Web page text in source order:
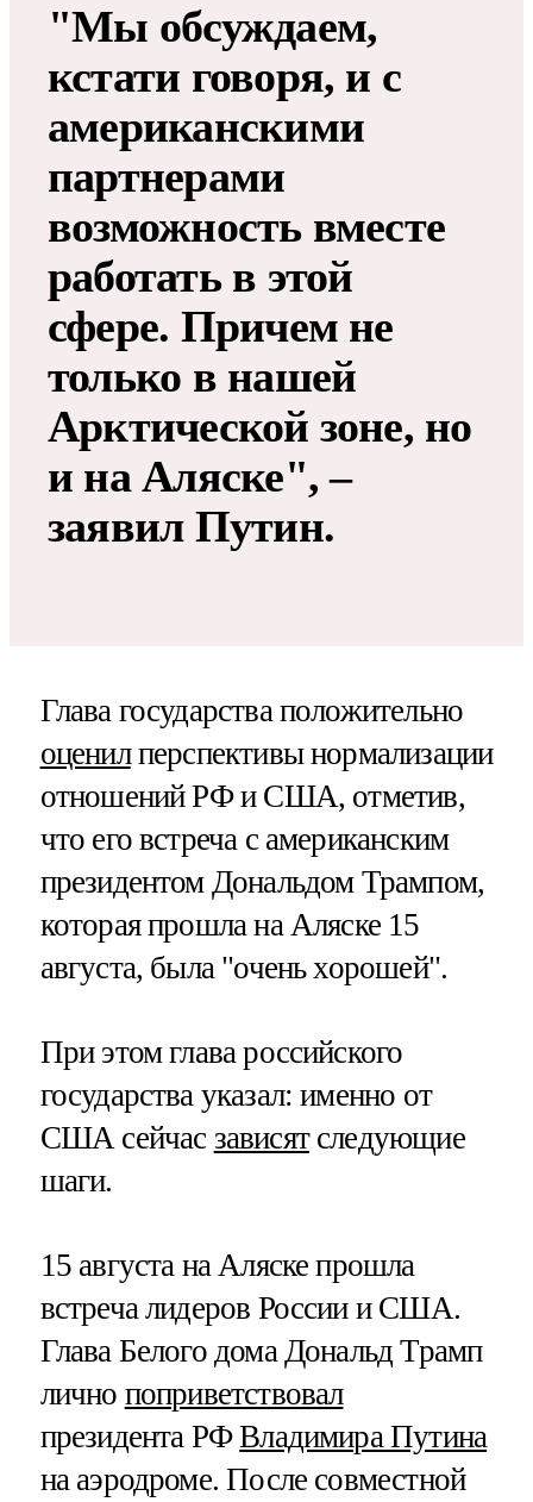
"Мы обсуждаем,
кстати говоря, и с
американскими
партнерами
возможность вместе
работать в этой
сфере. Причем не
только в нашей
Арктической зоне, но
и на Аляске", –
заявил Путин.
Глава государства положительно
оценилперспективы нормализации
отношений РФ и США, отметив,
что его встреча с американским
президентом Дональдом Трампом,
которая прошла на Аляске 15
августа, была "очень хорошей".
При этом глава российского
государства указал: именно от
США сейчас зависятследующие
шаги.
15 августа на Аляске прошла
встреча лидеров России и США.
Глава Белого дома Дональд Трамп
лично поприветствовал
президента РФВладимира Путина
на аэродроме. После совместной